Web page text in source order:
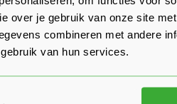
over je gebruik van onze site
combineren met andere
van hun services.